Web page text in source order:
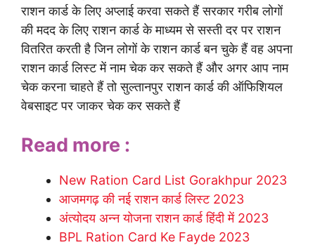
राशन कार्ड के लिए अप्लाई करवा सकते हैं सरकार गरीब लोगों
की मदद के लिए राशन कार्ड के माध्यम से सस्ती दर पर राशन
वितरित करती है जिन लोगों के राशन कार्ड बन चुके हैं वह अपना
राशन कार्ड लिस्ट में नाम चेक कर सकते हैं और अगर आप नाम
चेक करना चाहते हैं तो सुल्तानपुर राशन कार्ड की ऑफिशियल
वेबसाइट पर जाकर चेक कर सकते हैं
Read more :
New Ration Card List Gorakhpur 2023
आजमगढ़ की नई राशन कार्ड लिस्ट 2023
अंत्योदय अन्न योजना राशन कार्ड हिंदी में 2023
BPL Ration Card Ke Fayde 2023